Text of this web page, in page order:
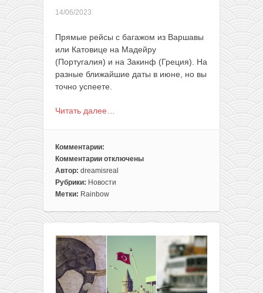
14/06/2023
Прямые рейсы с багажом из Варшавы
или Катовице на Мадейру
(Португалия) и на Закинф (Греция). На
разные ближайшие даты в июне, но вы
точно успеете.
Читать далее…
Комментарии:
Комментарии
к
записи
Чартеры
острова:
или
Закинф
от
112€
туда-
отключены
Автор: dreamisreal
Рубрики: Новости
Метки: Rainbow